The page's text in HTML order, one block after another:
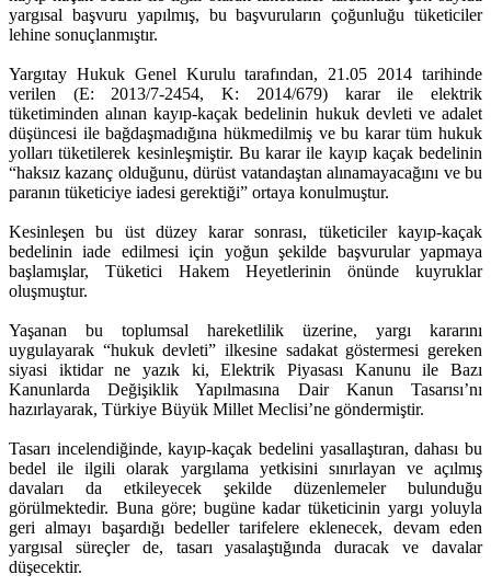
yargısal başvuru yapılmış, bu başvuruların çoğunluğu tüketiciler
lehine sonuçlanmıştır.
Yargıtay Hukuk Genel Kurulu tarafından, 21.05 2014 tarihinde
verilen (E: 2013/7-2454, K: 2014/679) karar ile elektrik
tüketiminden alınan kayıp-kaçak bedelinin hukuk devleti ve adalet
düşüncesi ile bağdaşmadığına hükmedilmiş ve bu karar tüm hukuk
yolları tüketilerek kesinleşmiştir. Bu karar ile kayıp kaçak bedelinin
“haksız kazanç olduğunu, dürüst vatandaştan alınamayacağını ve bu
paranın tüketiciye iadesi gerektiği” ortaya konulmuştur.
Kesinleşen bu üst düzey karar sonrası, tüketiciler kayıp-kaçak
bedelinin iade edilmesi için yoğun şekilde başvurular yapmaya
başlamışlar, Tüketici Hakem Heyetlerinin önünde kuyruklar
oluşmuştur.
Yaşanan bu toplumsal hareketlilik üzerine, yargı kararını
uygulayarak “hukuk devleti” ilkesine sadakat göstermesi gereken
siyasi iktidar ne yazık ki, Elektrik Piyasası Kanunu ile Bazı
Kanunlarda Değişiklik Yapılmasına Dair Kanun Tasarısı’nı
hazırlayarak, Türkiye Büyük Millet Meclisi’ne göndermiştir.
Tasarı incelendiğinde, kayıp-kaçak bedelini yasallaştıran, dahası bu
bedel ile ilgili olarak yargılama yetkisini sınırlayan ve açılmış
davaları da etkileyecek şekilde düzenlemeler bulunduğu
görülmektedir. Buna göre; bugüne kadar tüketicinin yargı yoluyla
geri almayı başardığı bedeller tarifelere eklenecek, devam eden
yargısal süreçler de, tasarı yasalaştığında duracak ve davalar
düşecektir.